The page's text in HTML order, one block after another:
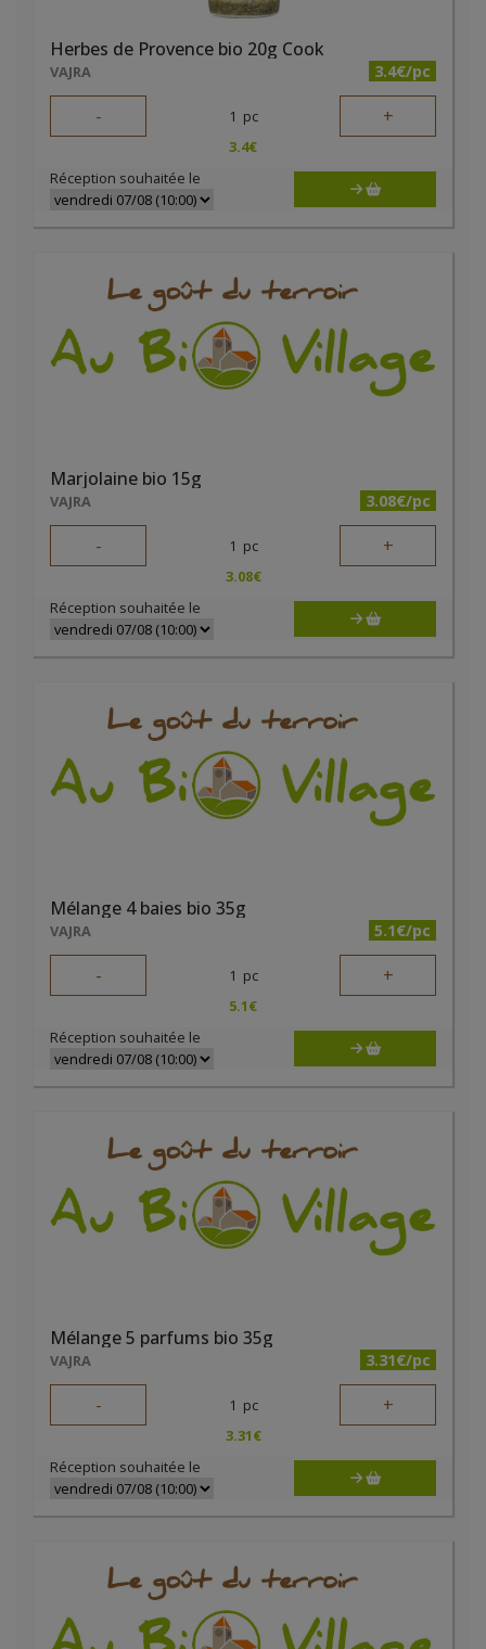
Herbes de Provence bio 20g Cook
VAJRA 3.4€/pc
- 1 pc +
3.4€
Réception souhaitée le
Marjolaine bio 15g
VAJRA 3.08€/pc
- 1 pc +
3.08€
Réception souhaitée le
Mélange 4 baies bio 35g
VAJRA 5.1€/pc
- 1 pc +
5.1€
Réception souhaitée le
Mélange 5 parfums bio 35g
VAJRA 3.31€/pc
- 1 pc +
3.31€
Réception souhaitée le